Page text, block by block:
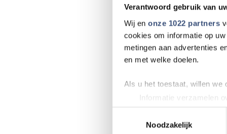
Verantwoord gebruik van
Wij en onze 1022 partners
cookies om informatie op
metingen aan advertenties
en met welke doelen.
Als u het toestaat, willen we
Informatie verzamelen
Uw apparaat
Lees meer over hoe uw
Noodzakelijk
Meer
Politiek op